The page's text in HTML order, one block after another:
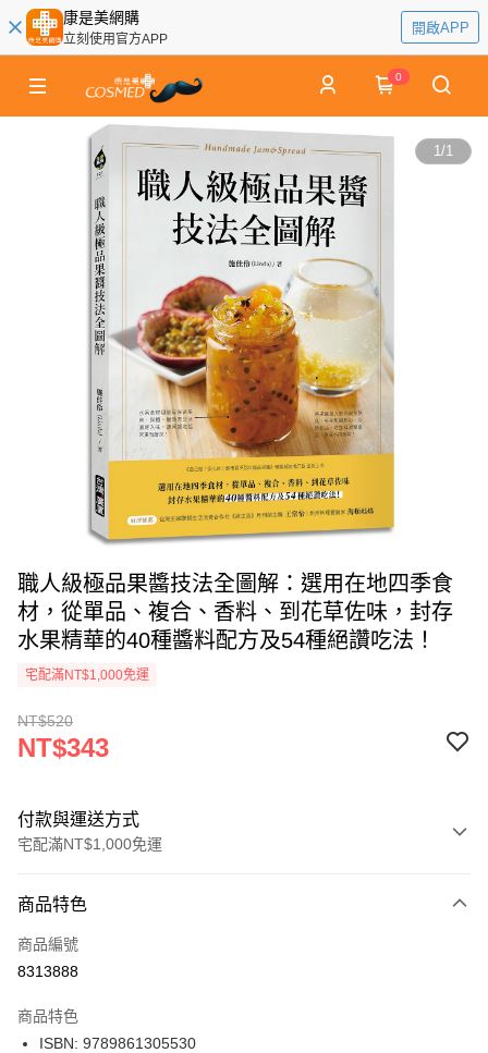
康是美網購
立刻使用官方APP
開啟APP
0
1/1
職人級極品果醬技法全圖解：選用在地四季食
材，從單品、複合、香料、到花草佐味，封存
水果精華的40種醬料配方及54種絕讚吃法！
宅配滿NT$1,000免運
NT$520
NT$343
付款與運送方式
宅配滿NT$1,000免運
icash Pay
信用卡一次付款
LINE Pay
商品特色
商品編號
8313888
商品特色
ISBN: 9789861305530